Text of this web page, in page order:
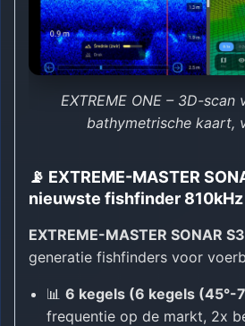
EXTREME ONE – 3D-scan
bathymetrische kaart,
📡 EXTREME-MASTER
nieuwste fishfinder 810kHz
EXTREME-MASTER SONAR
generatie fishfinders voor
📊 6 kegels (6 kegels (45°-
frequentie op de markt, 2x